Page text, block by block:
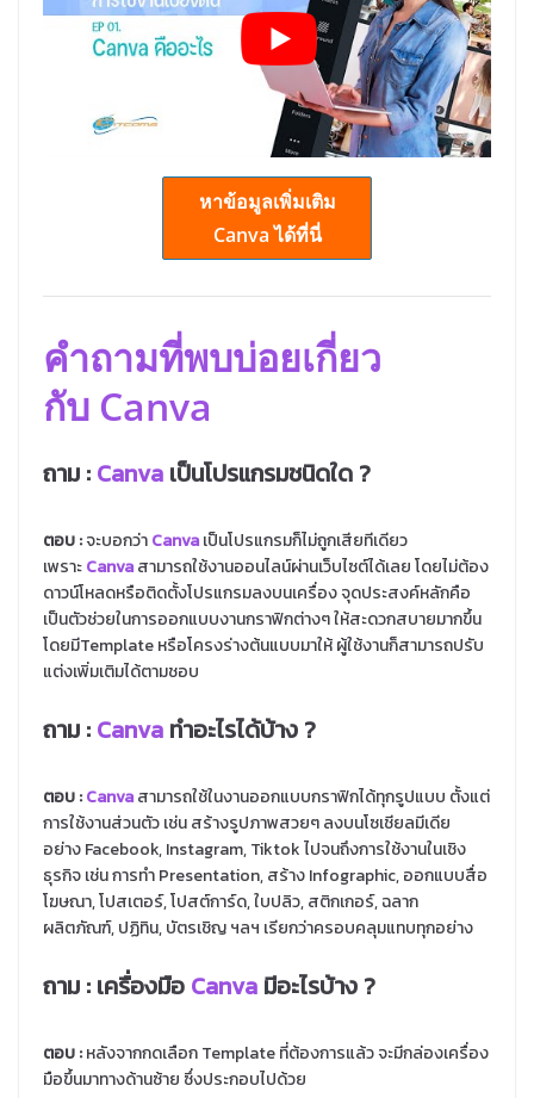
หาข้อมูลเพิ่มเติม
Canva ได้ที่นี่
คำถามที่พบบ่อยเกี่ยว
กับ Canva
ถาม : Canva เป็นโปรแกรมชนิดใด ?
ตอบ :จะบอกว่าCanvaเป็นโปรแกรมก็ไม่ถูกเสียทีเดียว
เพราะCanvaสามารถใช้งานออนไลน์ผ่านเว็บไซต์ได้เลย โดยไม่ต้อง
ดาวน์โหลดหรือติดตั้งโปรแกรมลงบนเครื่อง จุดประสงค์หลักคือ
เป็นตัวช่วยในการออกแบบงานกราฟิกต่างๆ ให้สะดวกสบายมากขึ้น
โดยมีTemplate หรือโครงร่างต้นแบบมาให้ ผู้ใช้งานก็สามารถปรับ
แต่งเพิ่มเติมได้ตามชอบ
ถาม : Canva ทำอะไรได้บ้าง ?
ตอบ :Canvaสามารถใช้ในงานออกแบบกราฟิกได้ทุกรูปแบบ ตั้งแต่
การใช้งานส่วนตัว เช่น สร้างรูปภาพสวยๆ ลงบนโซเชียลมีเดีย
อย่าง Facebook, Instagram, Tiktok ไปจนถึงการใช้งานในเชิง
ธุรกิจ เช่น การทำ Presentation, สร้าง Infographic, ออกแบบสื่อ
โฆษณา, โปสเตอร์, โปสต์การ์ด, ใบปลิว, สติกเกอร์, ฉลาก
ผลิตภัณฑ์, ปฏิทิน, บัตรเชิญ ฯลฯ เรียกว่าครอบคลุมแทบทุกอย่าง
ถาม : เครื่องมือ Canva มีอะไรบ้าง ?
ตอบ:หลังจากกดเลือก Template ที่ต้องการแล้ว จะมีกล่องเครื่อง
มือขึ้นมาทางด้านซ้าย ซึ่งประกอบไปด้วย